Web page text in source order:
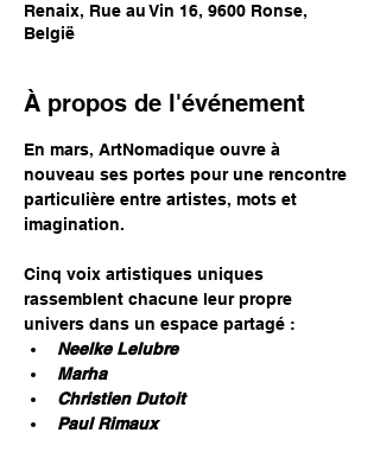
Renaix, Rue au Vin 16, 9600 Ronse,
België
À propos de l'événement
En mars, ArtNomadique ouvre à
nouveau ses portes pour une rencontre
particulière entre artistes, mots et
imagination.
Cinq voix artistiques uniques
rassemblent chacune leur propre
univers dans un espace partagé :
Neelke Lelubre
Marha
Christien Dutoit
Paul Rimaux